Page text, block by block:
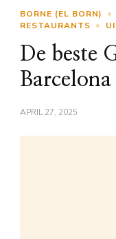
BORNE (EL BORN)
RESTAURANTS
De beste
Barcelona
APRIL 27, 2025